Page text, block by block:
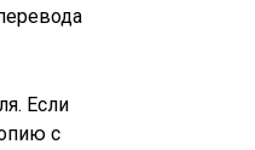
Если
с